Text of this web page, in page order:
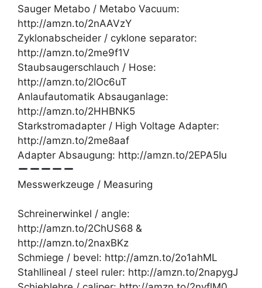
Sauger Metabo / Metabo Vacuum:
http://amzn.to/2nAAVzY
Zyklonabscheider / cyklone separator:
http://amzn.to/2me9f1V
Staubsaugerschlauch / Hose:
http://amzn.to/2lOc6uT
Anlaufautomatik Absauganlage:
http://amzn.to/2HHBNK5
Starkstromadapter / High Voltage Adapter:
http://amzn.to/2me8aaf
Adapter Absaugung: http://amzn.to/2EPA5Iu
Messwerkzeuge / Measuring
Schreinerwinkel / angle:
http://amzn.to/2ChUS68 &
http://amzn.to/2naxBKz
Schmiege / bevel: http://amzn.to/2o1ahML
Stahllineal / steel ruler: http://amzn.to/2napygJ